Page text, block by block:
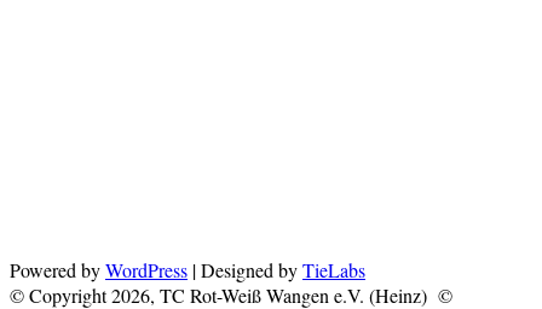
Powered byWordPress | Designed byTieLabs
© Copyright 2026, TC Rot-Weiß Wangen e.V. (Heinz) ©